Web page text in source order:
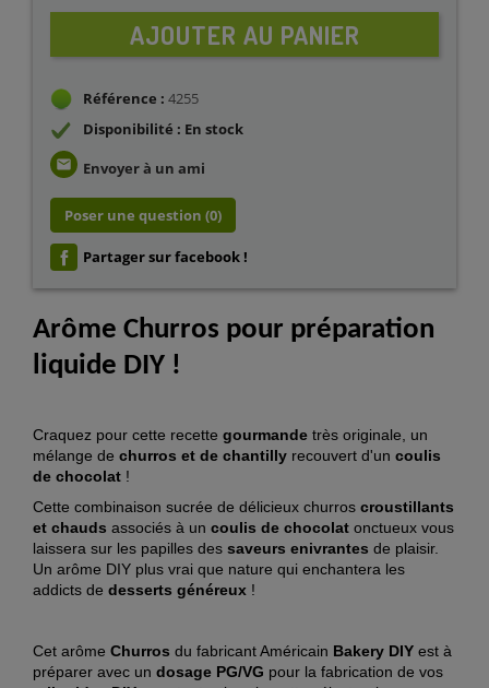
AJOUTER AU PANIER
Référence : 4255
Disponibilité : En stock
email Envoyer à un ami
Poser une question (0)
Partager sur facebook !
Arôme Churros pour préparation
liquide DIY !
Craquez pour cette recette gourmande très originale, un
mélange de churros et de chantilly recouvert d'un coulis
de chocolat !
Cette combinaison sucrée de délicieux churros croustillants
et chauds associés à un coulis de chocolat onctueux vous
laissera sur les papilles des saveurs enivrantes de plaisir.
Un arôme DIY plus vrai que nature qui enchantera les
addicts de desserts généreux !
Cet arôme Churros du fabricant Américain Bakery DIY est à
préparer avec un dosage PG/VG pour la fabrication de vos